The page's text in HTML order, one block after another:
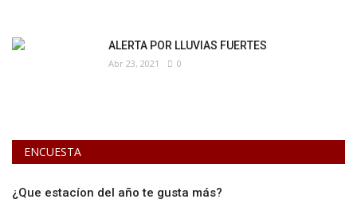
ALERTA POR LLUVIAS FUERTES
Abr 23, 2021 0
ENCUESTA
¿Que estacíon del año te gusta más?